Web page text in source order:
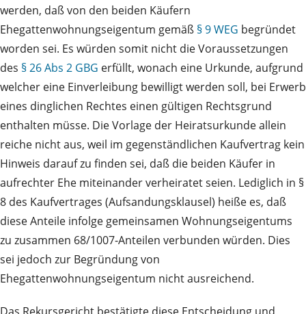
werden, daß von den beiden Käufern
Ehegattenwohnungseigentum gemäß § 9 WEG begründet
worden sei. Es würden somit nicht die Voraussetzungen
des § 26 Abs 2 GBG erfüllt, wonach eine Urkunde, aufgrund
welcher eine Einverleibung bewilligt werden soll, bei Erwerb
eines dinglichen Rechtes einen gültigen Rechtsgrund
enthalten müsse. Die Vorlage der Heiratsurkunde allein
reiche nicht aus, weil im gegenständlichen Kaufvertrag kein
Hinweis darauf zu finden sei, daß die beiden Käufer in
aufrechter Ehe miteinander verheiratet seien. Lediglich in §
8 des Kaufvertrages (Aufsandungsklausel) heiße es, daß
diese Anteile infolge gemeinsamen Wohnungseigentums
zu zusammen 68/1007-Anteilen verbunden würden. Dies
sei jedoch zur Begründung von
Ehegattenwohnungseigentum nicht ausreichend.